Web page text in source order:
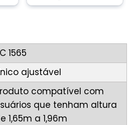
1565
ajustável
compatível com
que tenham altura
1,65m a 1,96m